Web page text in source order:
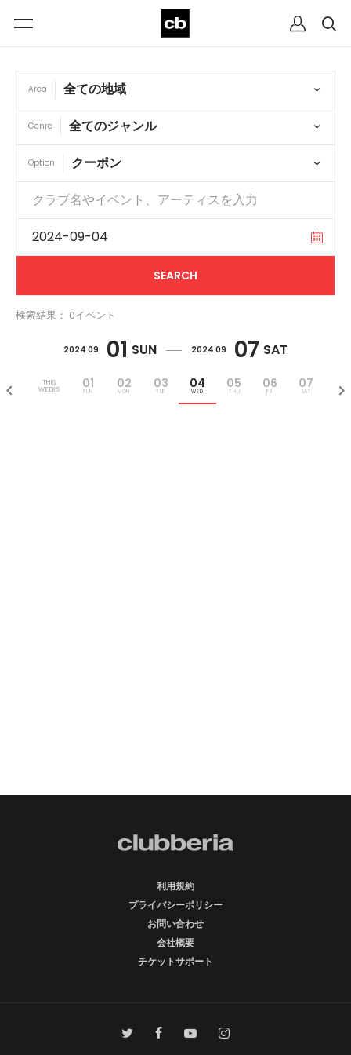
Area
Genre
Option
検索結果： 0イベント
2024 09 01 SUN 2024 09 07 SAT
THIS
WEEKS
01
SUN
02
MON
03
TUE
04
WED
05
THU
06
FRI
07
SAT
利用規約
プライバシーポリシー
お問い合わせ
会社概要
チケットサポート